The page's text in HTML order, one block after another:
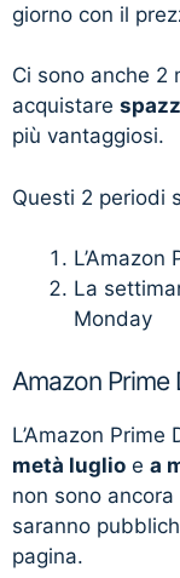
giorno con il
Ci sono anche 2
acquistare
più vantaggiosi.
Questi 2 periodi
L’Amazon
La
Monday
Amazon Prime
L’Amazon Prime
metà luglio e a
non sono
saranno
pagina.